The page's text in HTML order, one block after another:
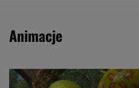
animacje